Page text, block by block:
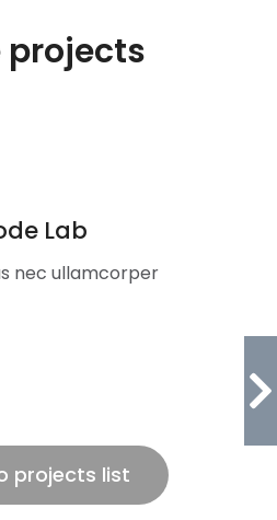
projects
Lab
nec ullamcorper
projects list